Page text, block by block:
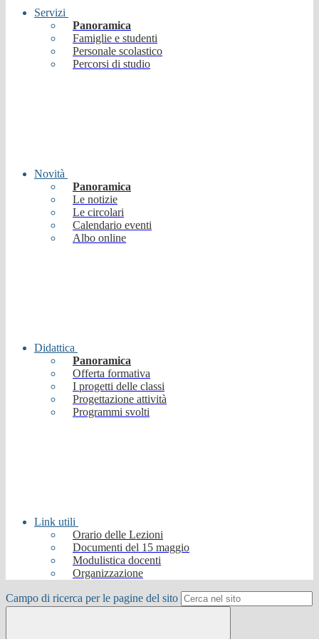
Servizi
Panoramica
Famiglie e studenti
Personale scolastico
Percorsi di studio
Novità
Panoramica
Le notizie
Le circolari
Calendario eventi
Albo online
Didattica
Panoramica
Offerta formativa
I progetti delle classi
Progettazione attività
Programmi svolti
Link utili
Orario delle Lezioni
Documenti del 15 maggio
Modulistica docenti
Organizzazione
Campo di ricerca per le pagine del sito